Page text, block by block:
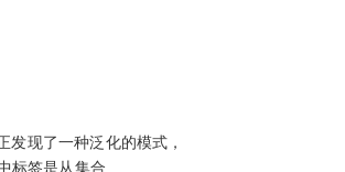
现了一种泛化的模式，
标签是从集合